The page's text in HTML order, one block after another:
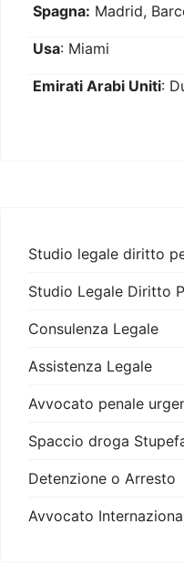
Spagna: Madrid,
Usa: Miami
Emirati Arabi Uniti:
Studio legale diritto
Studio Legale Diritto
Consulenza Legale
Assistenza Legale
Avvocato penale
Spaccio droga
Detenzione o Arresto
Avvocato